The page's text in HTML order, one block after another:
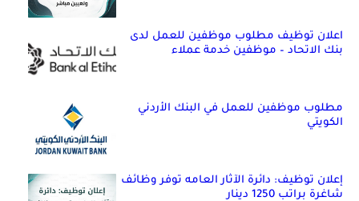
اعلان توظيف مطلوب موظفين للعمل لدى
بنك الاتحاد – موظفين خدمة عملاء
مطلوب موظفين للعمل في البنك الأردني
الكويتي
إعلان توظيف: دائرة الآثار العامه توفر وظائف
شاغرة براتب 1250 دينار